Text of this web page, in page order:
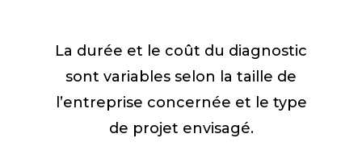
La durée et le coût du diagnostic
sont variables selon la taille de
l’entreprise concernée et le type
de projet envisagé.